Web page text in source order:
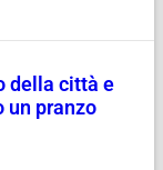
della città e
un pranzo